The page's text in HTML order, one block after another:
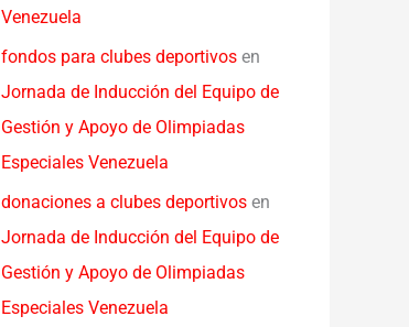
Venezuela
fondos para clubes deportivos en
Jornada de Inducción del Equipo de
Gestión y Apoyo de Olimpiadas
Especiales Venezuela
donaciones a clubes deportivos en
Jornada de Inducción del Equipo de
Gestión y Apoyo de Olimpiadas
Especiales Venezuela